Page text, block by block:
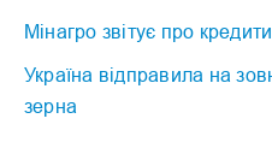
Мінагро звітує про
Україна відправила на
зерна